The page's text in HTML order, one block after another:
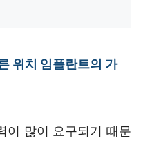
위치 임플란트의 가
이 많이 요구되기 때문